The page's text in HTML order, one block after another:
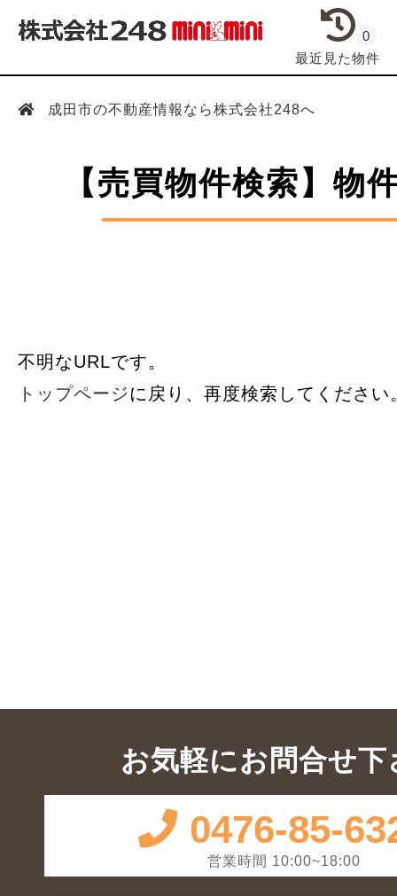
最近見た物件
0
成田市の不動産情報なら株式会社248へ
【売買物件検索】物
不明なURLです。
トップページに戻り、再度検索してください
お気軽にお問合せ下
0476-85-
営業時間 10:00~18:00